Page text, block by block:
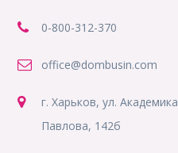
0-800-312-370
office@dombusin.com
г. Харьков, ул. Академика
Павлова, 142б